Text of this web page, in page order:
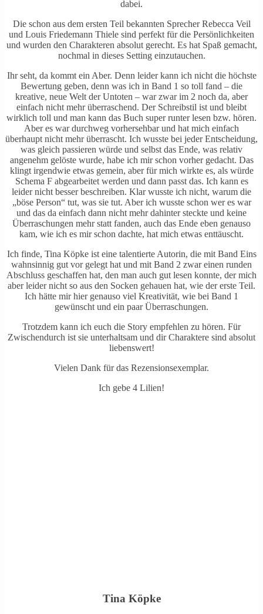
dabei.
Die schon aus dem ersten Teil bekannten Sprecher Rebecca Veil
und Louis Friedemann Thiele sind perfekt für die Persönlichkeiten
und wurden den Charakteren absolut gerecht. Es hat Spaß gemacht,
nochmal in dieses Setting einzutauchen.
Ihr seht, da kommt ein Aber. Denn leider kann ich nicht die höchste
Bewertung geben, denn was ich in Band 1 so toll fand – die
kreative, neue Welt der Untoten – war zwar im 2 noch da, aber
einfach nicht mehr überraschend. Der Schreibstil ist und bleibt
wirklich toll und man kann das Buch super runter lesen bzw. hören.
Aber es war durchweg vorhersehbar und hat mich einfach
überhaupt nicht mehr überrascht. Ich wusste bei jeder Entscheidung,
was gleich passieren würde und selbst das Ende, was relativ
angenehm gelöste wurde, habe ich mir schon vorher gedacht. Das
klingt irgendwie etwas gemein, aber für mich wirkte es, als würde
Schema F abgearbeitet werden und dann passt das. Ich kann es
leider nicht besser beschreiben. Klar wusste ich nicht, warum die
„böse Person“ tut, was sie tut. Aber ich wusste schon wer es war
und das da einfach dann nicht mehr dahinter steckte und keine
Überraschungen mehr statt fanden, auch das Ende eben genauso
kam, wie ich es mir schon dachte, hat mich etwas enttäuscht.
Ich finde, Tina Köpke ist eine talentierte Autorin, die mit Band Eins
wahnsinnig gut vor gelegt hat und mit Band 2 zwar einen runden
Abschluss geschaffen hat, den man auch gut lesen konnte, der mich
aber leider nicht so aus den Socken gehauen hat, wie der erste Teil.
Ich hätte mir hier genauso viel Kreativität, wie bei Band 1
gewünscht und ein paar Überraschungen.
Trotzdem kann ich euch die Story empfehlen zu hören. Für
Zwischendurch ist sie unterhaltsam und dir Charaktere sind absolut
liebenswert!
Vielen Dank für das Rezensionsexemplar.
Ich gebe 4 Lilien!
Tina Köpke